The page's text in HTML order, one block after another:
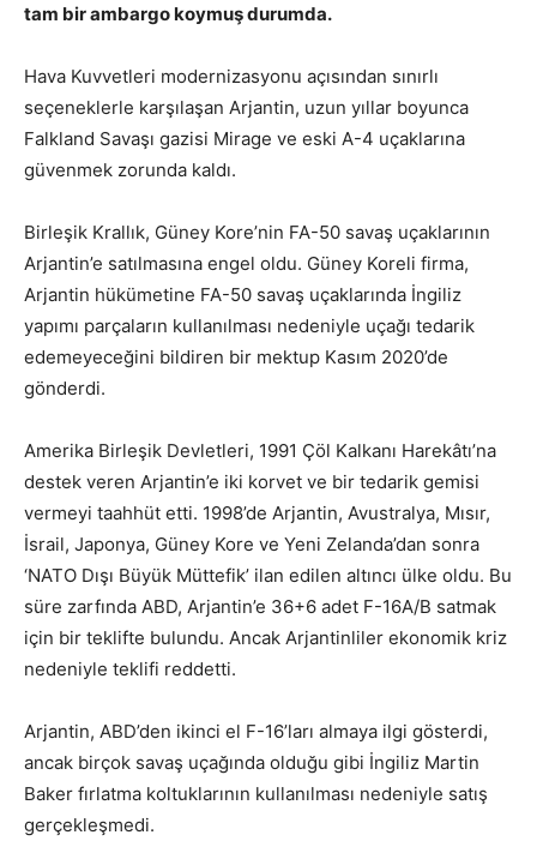
tam bir ambargo koymuş durumda.
Hava Kuvvetleri modernizasyonu açısından sınırlı
seçeneklerle karşılaşan Arjantin, uzun yıllar boyunca
Falkland Savaşı gazisi Mirage ve eski A-4 uçaklarına
güvenmek zorunda kaldı.
Birleşik Krallık, Güney Kore’nin FA-50 savaş uçaklarının
Arjantin’e satılmasına engel oldu. Güney Koreli firma,
Arjantin hükümetine FA-50 savaş uçaklarında İngiliz
yapımı parçaların kullanılması nedeniyle uçağı tedarik
edemeyeceğini bildiren bir mektup Kasım 2020’de
gönderdi.
Amerika Birleşik Devletleri, 1991 Çöl Kalkanı Harekâtı’na
destek veren Arjantin’e iki korvet ve bir tedarik gemisi
vermeyi taahhüt etti. 1998’de Arjantin, Avustralya, Mısır,
İsrail, Japonya, Güney Kore ve Yeni Zelanda’dan sonra
‘NATO Dışı Büyük Müttefik’ ilan edilen altıncı ülke oldu. Bu
süre zarfında ABD, Arjantin’e 36+6 adet F-16A/B satmak
için bir teklifte bulundu. Ancak Arjantinliler ekonomik kriz
nedeniyle teklifi reddetti.
Arjantin, ABD’den ikinci el F-16’ları almaya ilgi gösterdi,
ancak birçok savaş uçağında olduğu gibi İngiliz Martin
Baker fırlatma koltuklarının kullanılması nedeniyle satış
gerçekleşmedi.